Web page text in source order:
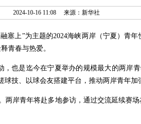
2024-10-16 11:08 来源：新华社
上”为主题的2024海峡两岸（宁夏）青年
青春与热爱。
是迄今在宁夏举办的规模最大的两岸青
技、以球会友搭建平台，推动两岸青年加
青年将赴多地参访，通过交流延续赛场